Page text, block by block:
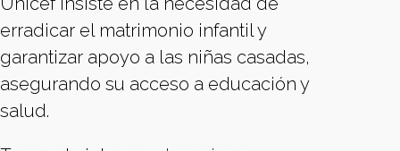
erradicar el matrimonio infantil y
garantizar apoyo a las niñas casadas,
asegurando su acceso a educación y
salud.